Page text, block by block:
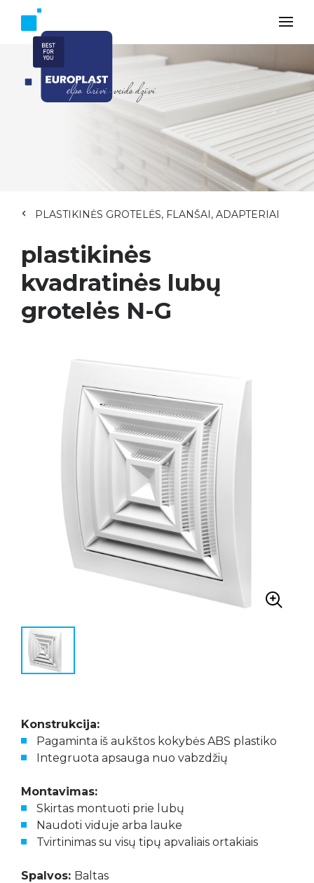
PLASTIKINĖS GROTELĖS, FLANŠAI, ADAPTERIAI
plastikinės
kvadratinės lubų
grotelės N-G
Konstrukcija:
Pagaminta iš aukštos kokybės ABS plastiko
Integruota apsauga nuo vabzdžių
Montavimas:
Skirtas montuoti prie lubų
Naudoti viduje arba lauke
Tvirtinimas su visų tipų apvaliais ortakiais
Spalvos: Baltas